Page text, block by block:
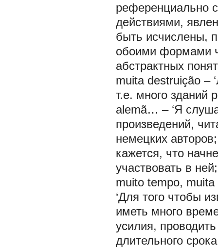
референциально
действиями,
быть исчислены,
обоими формами
абстрактных
muita destruição –
т.е. много зданий
alemã… – ‘Я
произведений,
немецких
кажется, что
участвовать в
muito tempo,
‘Для того чтобы
иметь много
усилия,
длительного